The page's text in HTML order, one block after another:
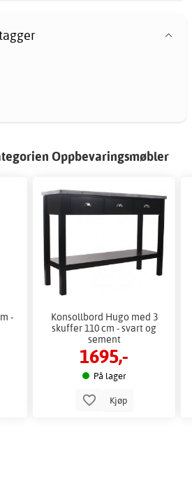
Oppbevaringsmøbler
-
Konsollbord Hugo med 3
skuffer 110 cm - svart og
sement
1695,-
På lager
Kjøp